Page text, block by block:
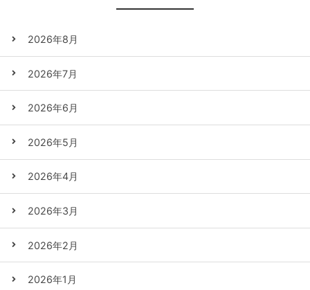
2026年8月
2026年7月
2026年6月
2026年5月
2026年4月
2026年3月
2026年2月
2026年1月